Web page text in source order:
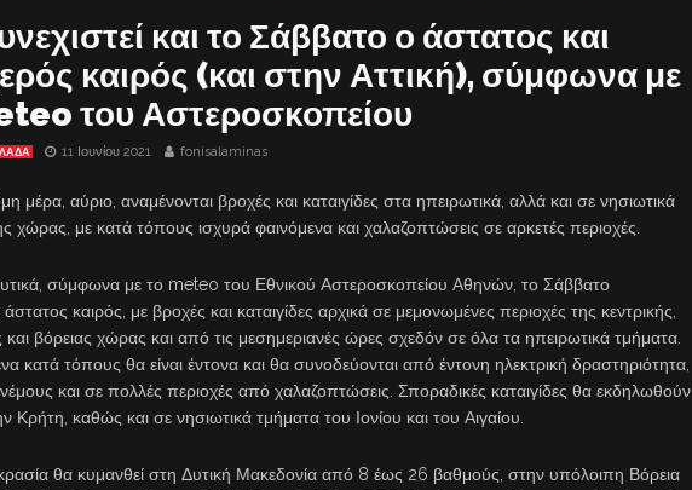
και το Σάββατο ο άστατος και
καιρός (και στην Αττική), σύμφωνα με
του Αστεροσκοπείου
11 Ιουνίου 2021 fonisalaminas
μέρα, αύριο, αναμένονται βροχές και καταιγίδες στα ηπειρωτικά, αλλά και σε νησιωτικά
χώρας, με κατά τόπους ισχυρά φαινόμενα και χαλαζοπτώσεις σε αρκετές περιοχές.
σύμφωνα με το meteo του Εθνικού Αστεροσκοπείου Αθηνών, το Σάββατο
άστατος καιρός, με βροχές και καταιγίδες αρχικά σε μεμονωμένες περιοχές της κεντρικής,
και βόρειας χώρας και από τις μεσημεριανές ώρες σχεδόν σε όλα τα ηπειρωτικά τμήματα.
κατά τόπους θα είναι έντονα και θα συνοδεύονται από έντονη ηλεκτρική δραστηριότητα,
και σε πολλές περιοχές από χαλαζοπτώσεις. Σποραδικές καταιγίδες θα εκδηλωθούν
Κρήτη, καθώς και σε νησιωτικά τμήματα του Ιονίου και του Αιγαίου.
θα κυμανθεί στη Δυτική Μακεδονία από 8 έως 26 βαθμούς, στην υπόλοιπη Βόρεια